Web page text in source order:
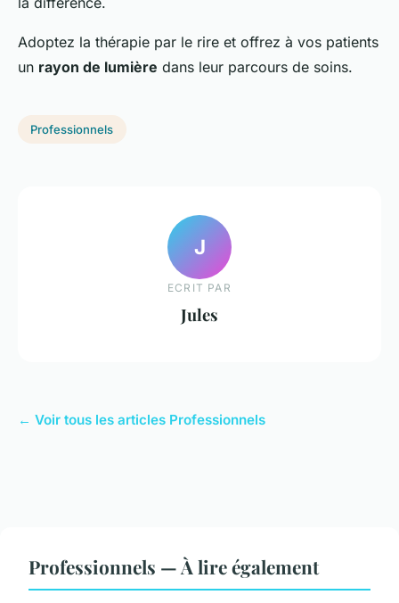
Adoptez la thérapie par le rire et offrez à vos patients
un rayon de lumière dans leur parcours de soins.
Professionnels
J
ECRIT PAR
Jules
← Voir tous les articles Professionnels
Professionnels — À lire également